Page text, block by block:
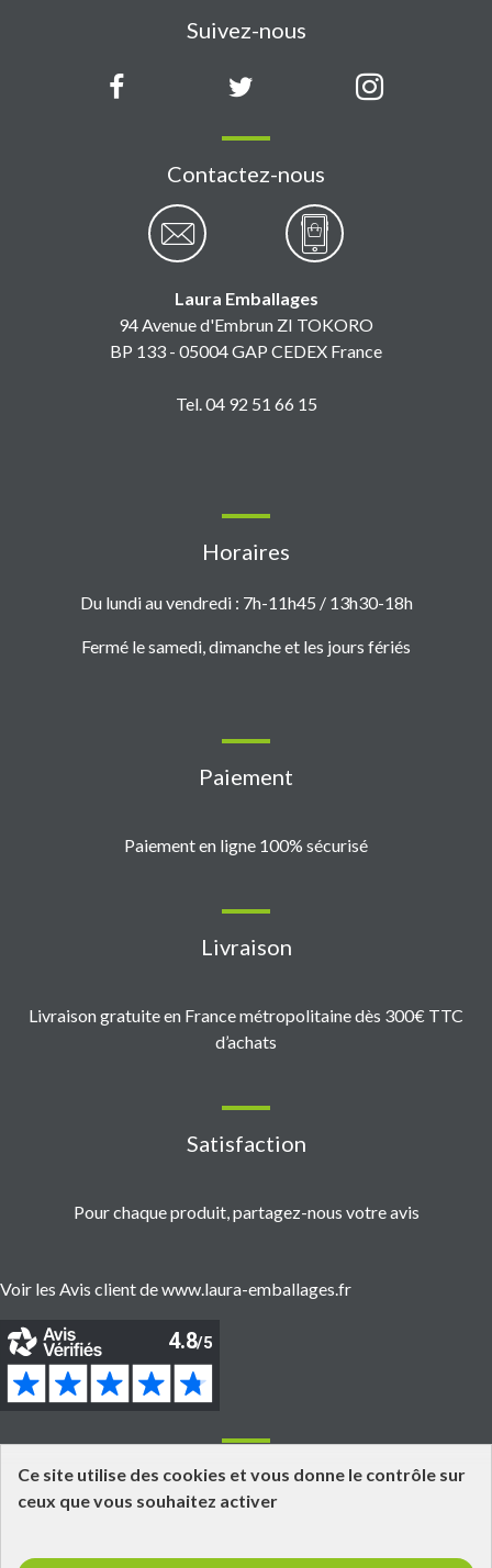
Suivez-nous
Contactez-nous
Laura Emballages
94 Avenue d'Embrun ZI TOKORO
BP 133 - 05004 GAP CEDEX France
Tel. 04 92 51 66 15
Horaires
Du lundi au vendredi : 7h-11h45 / 13h30-18h
Fermé le samedi, dimanche et les jours fériés
Paiement
Paiement en ligne 100% sécurisé
Livraison
Livraison gratuite en France métropolitaine dès 300€ TTC
d’achats
Satisfaction
Pour chaque produit, partagez-nous votre avis
Voir les Avis client de www.laura-emballages.fr
Informations
Click and Collect
Ce site utilise des cookies et vous donne le contrôle sur
ceux que vous souhaitez activer